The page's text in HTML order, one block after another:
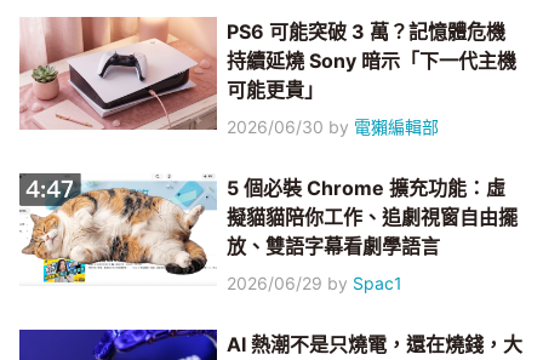
PS6 可能突破 3 萬？記憶體危機
持續延燒 Sony 暗示「下一代主機
可能更貴」
2026/06/30 by 電獺編輯部
5 個必裝 Chrome 擴充功能：虛
擬貓貓陪你工作、追劇視窗自由擺
放、雙語字幕看劇學語言
2026/06/29 by Spac1
AI 熱潮不是只燒電，還在燒錢，大